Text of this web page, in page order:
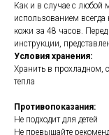
Как и в случае с любой
использованием всегда
кожи за 48 часов.
инструкции,
Условия хранения:
Хранить в прохладном,
тепла
Противопоказания:
Не подходит для детей
Не превышайте